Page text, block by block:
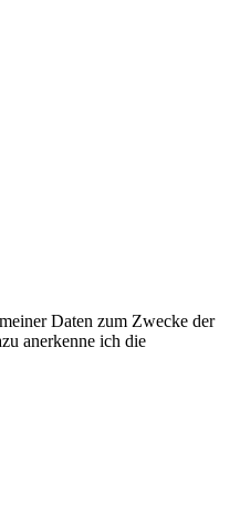
Daten zum Zwecke der
anerkenne ich die